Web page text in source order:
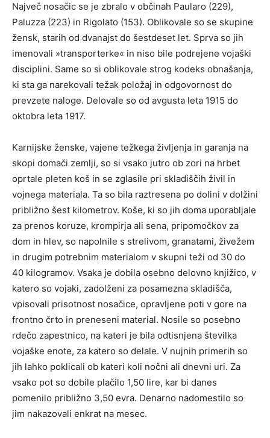
Največ nosačic se je zbralo v občinah Paularo (229),
Paluzza (223) in Rigolato (153). Oblikovale so se skupine
žensk, starih od dvanajst do šestdeset let. Sprva so jih
imenovali »transporterke« in niso bile podrejene vojaški
disciplini. Same so si oblikovale strog kodeks obnašanja,
ki sta ga narekovali težak položaj in odgovornost do
prevzete naloge. Delovale so od avgusta leta 1915 do
oktobra leta 1917.
Karnijske ženske, vajene težkega življenja in garanja na
skopi domači zemlji, so si vsako jutro ob zori na hrbet
oprtale pleten koš in se zglasile pri skladiščih živil in
vojnega materiala. Ta so bila raztresena po dolini v dolžini
približno šest kilometrov. Koše, ki so jih doma uporabljale
za prenos koruze, krompirja ali sena, pripomočkov za
dom in hlev, so napolnile s strelivom, granatami, živežem
in drugim potrebnim materialom v skupni teži od 30 do
40 kilogramov. Vsaka je dobila osebno delovno knjižico, v
katero so vojaki, zadolženi za posamezna skladišča,
vpisovali prisotnost nosačice, opravljene poti v gore na
frontno črto in preneseni material. Nosile so posebno
rdečo zapestnico, na kateri je bila odtisnjena številka
vojaške enote, za katero so delale. V nujnih primerih so
jih lahko poklicali ob kateri koli nočni ali dnevni uri. Za
vsako pot so dobile plačilo 1,50 lire, kar bi danes
pomenilo približno 3,50 evra. Denarno nadomestilo so
jim nakazovali enkrat na mesec.